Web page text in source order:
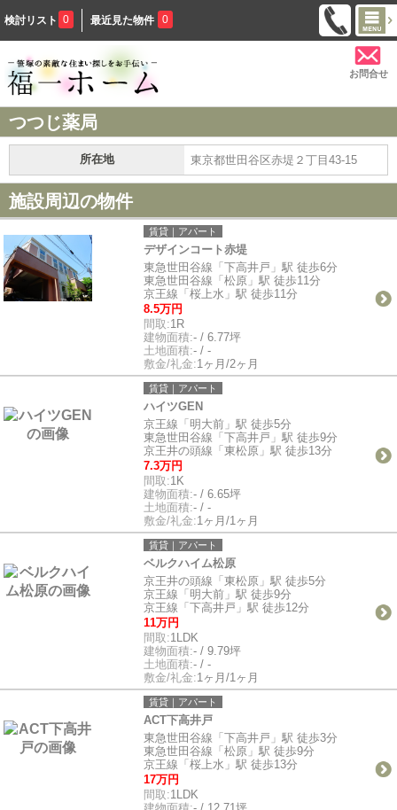
検討リスト 0 最近見た物件 0
お問合せ
つつじ薬局
所在地 東京都世田谷区赤堤２丁目43-15
施設周辺の物件
賃貸｜アパート
デザインコート赤堤
東急世田谷線「下高井戸」駅 徒歩6分
東急世田谷線「松原」駅 徒歩11分
京王線「桜上水」駅 徒歩11分
8.5万円
間取:1R
建物面積:- / 6.77坪
土地面積:- / -
敷金/礼金:1ヶ月/2ヶ月
賃貸｜アパート
ハイツGEN
京王線「明大前」駅 徒歩5分
東急世田谷線「下高井戸」駅 徒歩9分
京王井の頭線「東松原」駅 徒歩13分
7.3万円
間取:1K
建物面積:- / 6.65坪
土地面積:- / -
敷金/礼金:1ヶ月/1ヶ月
賃貸｜アパート
ベルクハイム松原
京王井の頭線「東松原」駅 徒歩5分
京王線「明大前」駅 徒歩9分
京王線「下高井戸」駅 徒歩12分
11万円
間取:1LDK
建物面積:- / 9.79坪
土地面積:- / -
敷金/礼金:1ヶ月/1ヶ月
賃貸｜アパート
ACT下高井戸
東急世田谷線「下高井戸」駅 徒歩3分
東急世田谷線「松原」駅 徒歩9分
京王線「桜上水」駅 徒歩13分
17万円
間取:1LDK